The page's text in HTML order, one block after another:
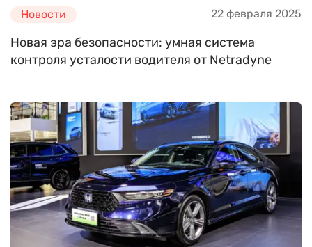
Новости 22 февраля 2025
Новая эра безопасности: умная система
контроля усталости водителя от Netradyne